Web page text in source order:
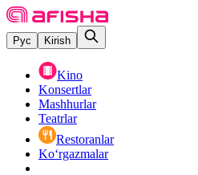
Рус Kirish
Kino
Konsertlar
Mashhurlar
Teatrlar
Restoranlar
Ko‘rgazmalar